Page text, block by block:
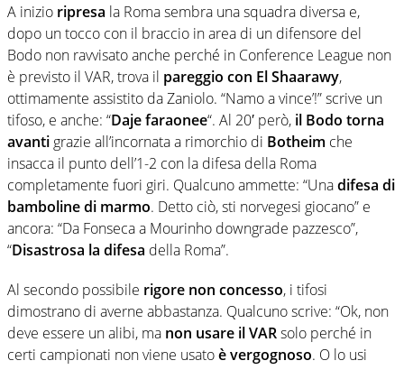
A inizio ripresa la Roma sembra una squadra diversa e,
dopo un tocco con il braccio in area di un difensore del
Bodo non ravvisato anche perché in Conference League non
è previsto il VAR, trova il pareggio con El Shaarawy,
ottimamente assistito da Zaniolo. “Namo a vince’!” scrive un
tifoso, e anche: “Daje faraonee“. Al 20′ però, il Bodo torna
avanti grazie all’incornata a rimorchio di Botheim che
insacca il punto dell’1-2 con la difesa della Roma
completamente fuori giri. Qualcuno ammette: “Unadifesa di
bamboline di marmo. Detto ciò, sti norvegesi giocano” e
ancora: “Da Fonseca a Mourinho downgrade pazzesco”,
“Disastrosa la difesa della Roma”.
Al secondo possibile rigore non concesso, i tifosi
dimostrano di averne abbastanza. Qualcuno scrive: “Ok, non
deve essere un alibi, ma non usare il VARsolo perché in
certi campionati non viene usatoè vergognoso. O lo usi